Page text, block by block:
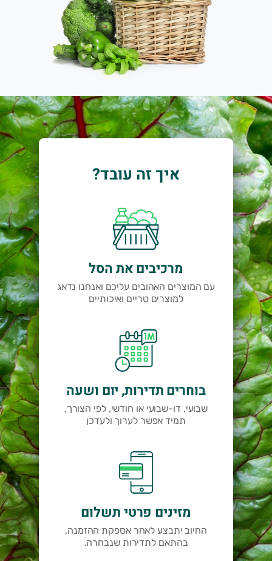
לשרותכם, צוות הגינה של תמרי.
משק משפחתי מוותיקי המגדלים האורגנים בישראל. תוצרת
איך זה עובד?
מרכיבים את הסל
עם המוצרים האהובים עליכם ואנחנו נדאג
למוצרים טריים ואיכותיים
בוחרים תדירות, יום ושעה
שבועי, דו-שבועי או חודשי, לפי הצורך,
תמיד אפשר לערוך ולעדכן
מזינים פרטי תשלום
החיוב יתבצע לאחר אספקת ההזמנה,
בהתאם לתדירות שנבחרה.